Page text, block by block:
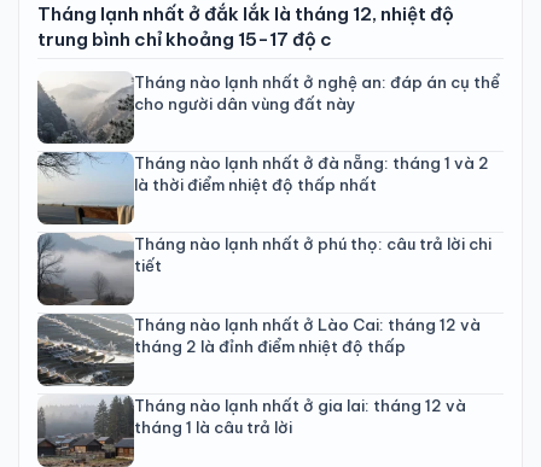
Tháng lạnh nhất ở đắk lắk là tháng 12, nhiệt độ
trung bình chỉ khoảng 15-17 độ c
Tháng nào lạnh nhất ở nghệ an: đáp án cụ thể
cho người dân vùng đất này
Tháng nào lạnh nhất ở đà nẵng: tháng 1 và 2
là thời điểm nhiệt độ thấp nhất
Tháng nào lạnh nhất ở phú thọ: câu trả lời chi
tiết
Tháng nào lạnh nhất ở Lào Cai: tháng 12 và
tháng 2 là đỉnh điểm nhiệt độ thấp
Tháng nào lạnh nhất ở gia lai: tháng 12 và
tháng 1 là câu trả lời